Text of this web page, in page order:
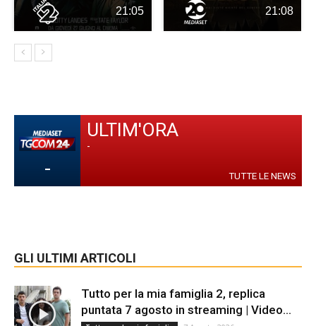
21:05 21:08
-
ULTIM'ORA
-
TUTTE LE NEWS
GLI ULTIMI ARTICOLI
Tutto per la mia famiglia 2, replica
puntata 7 agosto in streaming | Video...